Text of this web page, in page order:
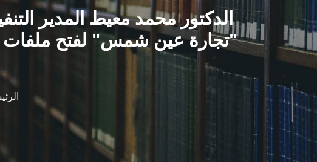
الدكتور محمد معيط المدير
"تجارة عين شمس" لفتح ملفات